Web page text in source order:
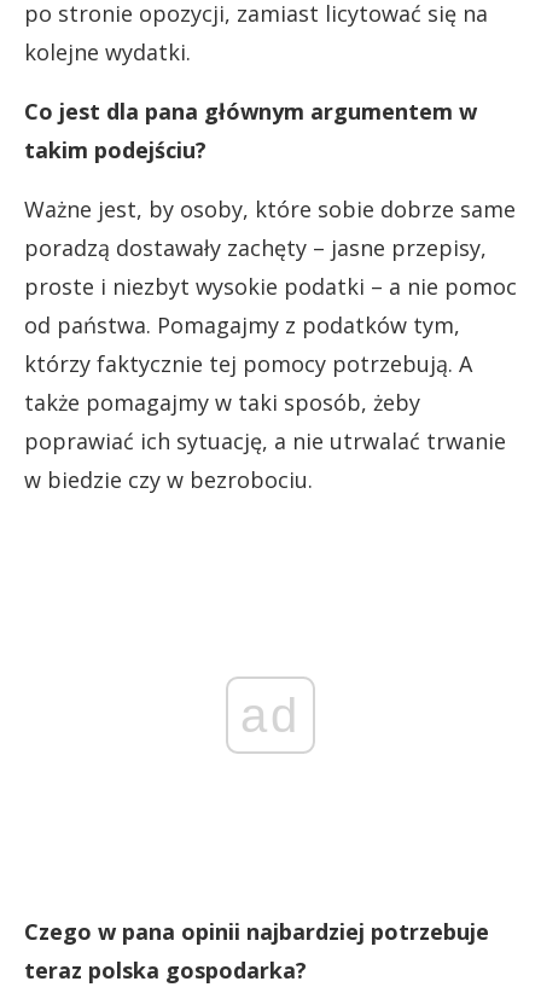
po stronie opozycji, zamiast licytować się na
kolejne wydatki.
Co jest dla pana głównym argumentem w
takim podejściu?
Ważne jest, by osoby, które sobie dobrze same
poradzą dostawały zachęty – jasne przepisy,
proste i niezbyt wysokie podatki – a nie pomoc
od państwa. Pomagajmy z podatków tym,
którzy faktycznie tej pomocy potrzebują. A
także pomagajmy w taki sposób, żeby
poprawiać ich sytuację, a nie utrwalać trwanie
w biedzie czy w bezrobociu.
ad
Czego w pana opinii najbardziej potrzebuje
teraz polska gospodarka?